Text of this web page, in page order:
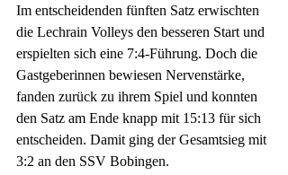
Im entscheidenden fünften Satz erwischten
die Lechrain Volleys den besseren Start und
erspielten sich eine 7:4-Führung. Doch die
Gastgeberinnen bewiesen Nervenstärke,
fanden zurück zu ihrem Spiel und konnten
den Satz am Ende knapp mit 15:13 für sich
entscheiden. Damit ging der Gesamtsieg mit
3:2 an den SSV Bobingen.